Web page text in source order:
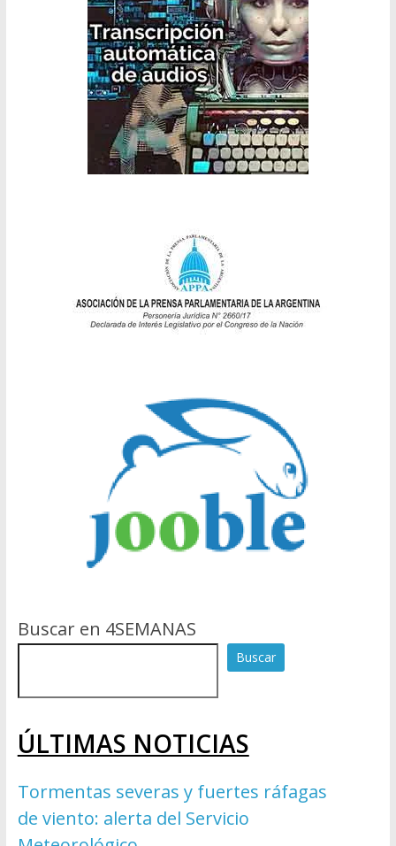
Buscar en 4SEMANAS
Buscar
ÚLTIMAS NOTICIAS
Tormentas severas y fuertes ráfagas
de viento: alerta del Servicio